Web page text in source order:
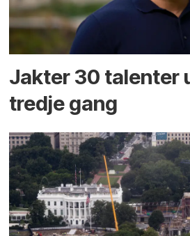
Jakter 30 talenter
tredje gang